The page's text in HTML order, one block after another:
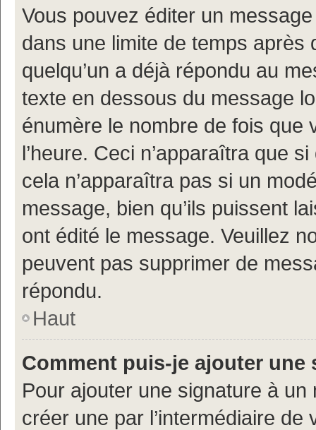
Vous pouvez éditer un
dans une limite de temps après
quelqu’un a déjà répondu au
texte en dessous du message
énumère le nombre de fois que
l’heure. Ceci n’apparaîtra que
cela n’apparaîtra pas si un
message, bien qu’ils puissent
ont édité le message. Veuillez
peuvent pas supprimer de
répondu.
Haut
Comment puis-je ajouter une
Pour ajouter une signature à
créer une par l’intermédiaire